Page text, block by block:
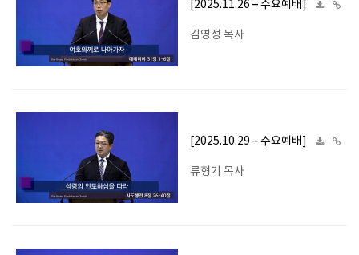
[2025.11.26 – 수요예배]
김영성 목사
[2025.10.29 – 수요예배]
류형기 목사